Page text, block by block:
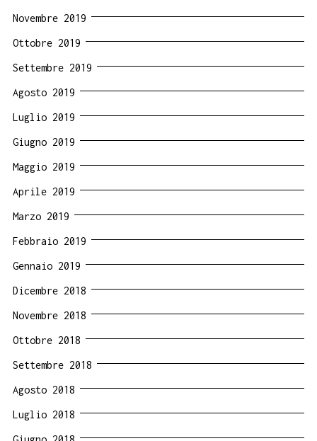
Novembre 2019
Ottobre 2019
Settembre 2019
Agosto 2019
Luglio 2019
Giugno 2019
Maggio 2019
Aprile 2019
Marzo 2019
Febbraio 2019
Gennaio 2019
Dicembre 2018
Novembre 2018
Ottobre 2018
Settembre 2018
Agosto 2018
Luglio 2018